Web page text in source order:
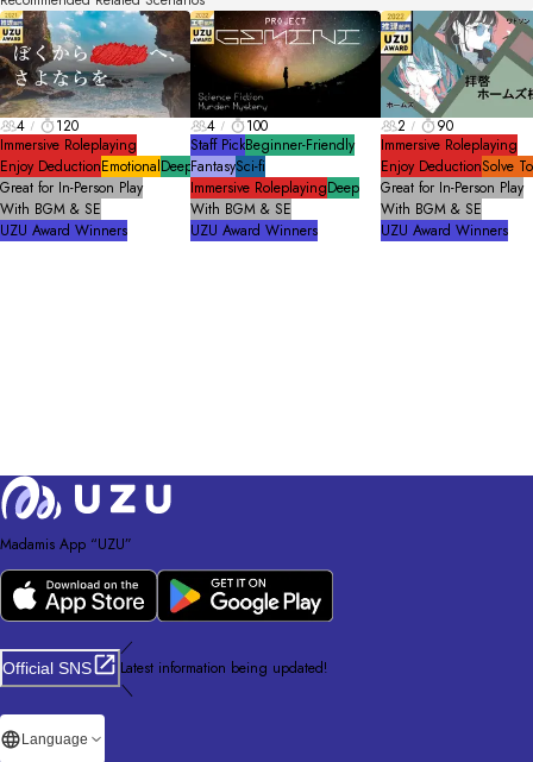
4
120
Immersive Roleplaying
Enjoy DeductionEmotionalDeep
Great for In-Person Play
With BGM & SE
UZU Award Winners
4
100
Staff PickBeginner-Friendly
FantasySci-fi
Immersive RoleplayingDeep
With BGM & SE
UZU Award Winners
2
90
Immersive Roleplaying
Enjoy DeductionSolve
Great for In-Person Play
With BGM & SE
UZU Award Winners
Madamis App “UZU”
Official SNS
／
Latest information being updated!
＼
Language